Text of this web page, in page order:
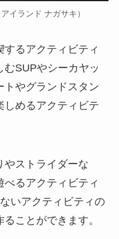
イランド ナガサキ）
るアクティビティ
むSUPやシーカヤッ
トやグランドスタン
しめるアクティビテ
やストライダーな
べるアクティビティ
いアクティビティの
ことができます。